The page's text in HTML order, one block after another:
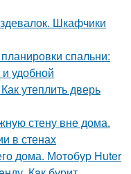
Шкафчики
спальни:
удобной
утеплить дверь
стену вне дома.
в стенах
дома. Мoтoбуp Huter